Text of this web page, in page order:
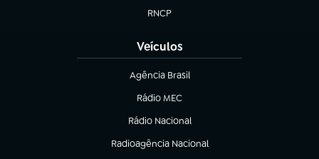
RNCP
(abre em nova aba)
Veículos
Agência Brasil
(abre em nova aba)
Rádio MEC
(abre em nova aba)
Rádio Nacional
Radioagência Nacional
(abre em nova aba)